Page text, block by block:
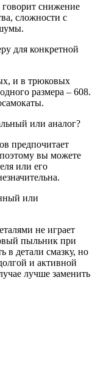
снижение
сложности с
для конкретной
и в трюковых
размера – 608.
или аналог?
предпочитает
вы можете
или его
или
не играет
пыльник при
в детали смазку, но
и активной
лучше заменить